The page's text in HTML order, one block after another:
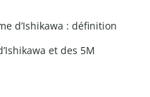
d’Ishikawa : définition
et des 5M